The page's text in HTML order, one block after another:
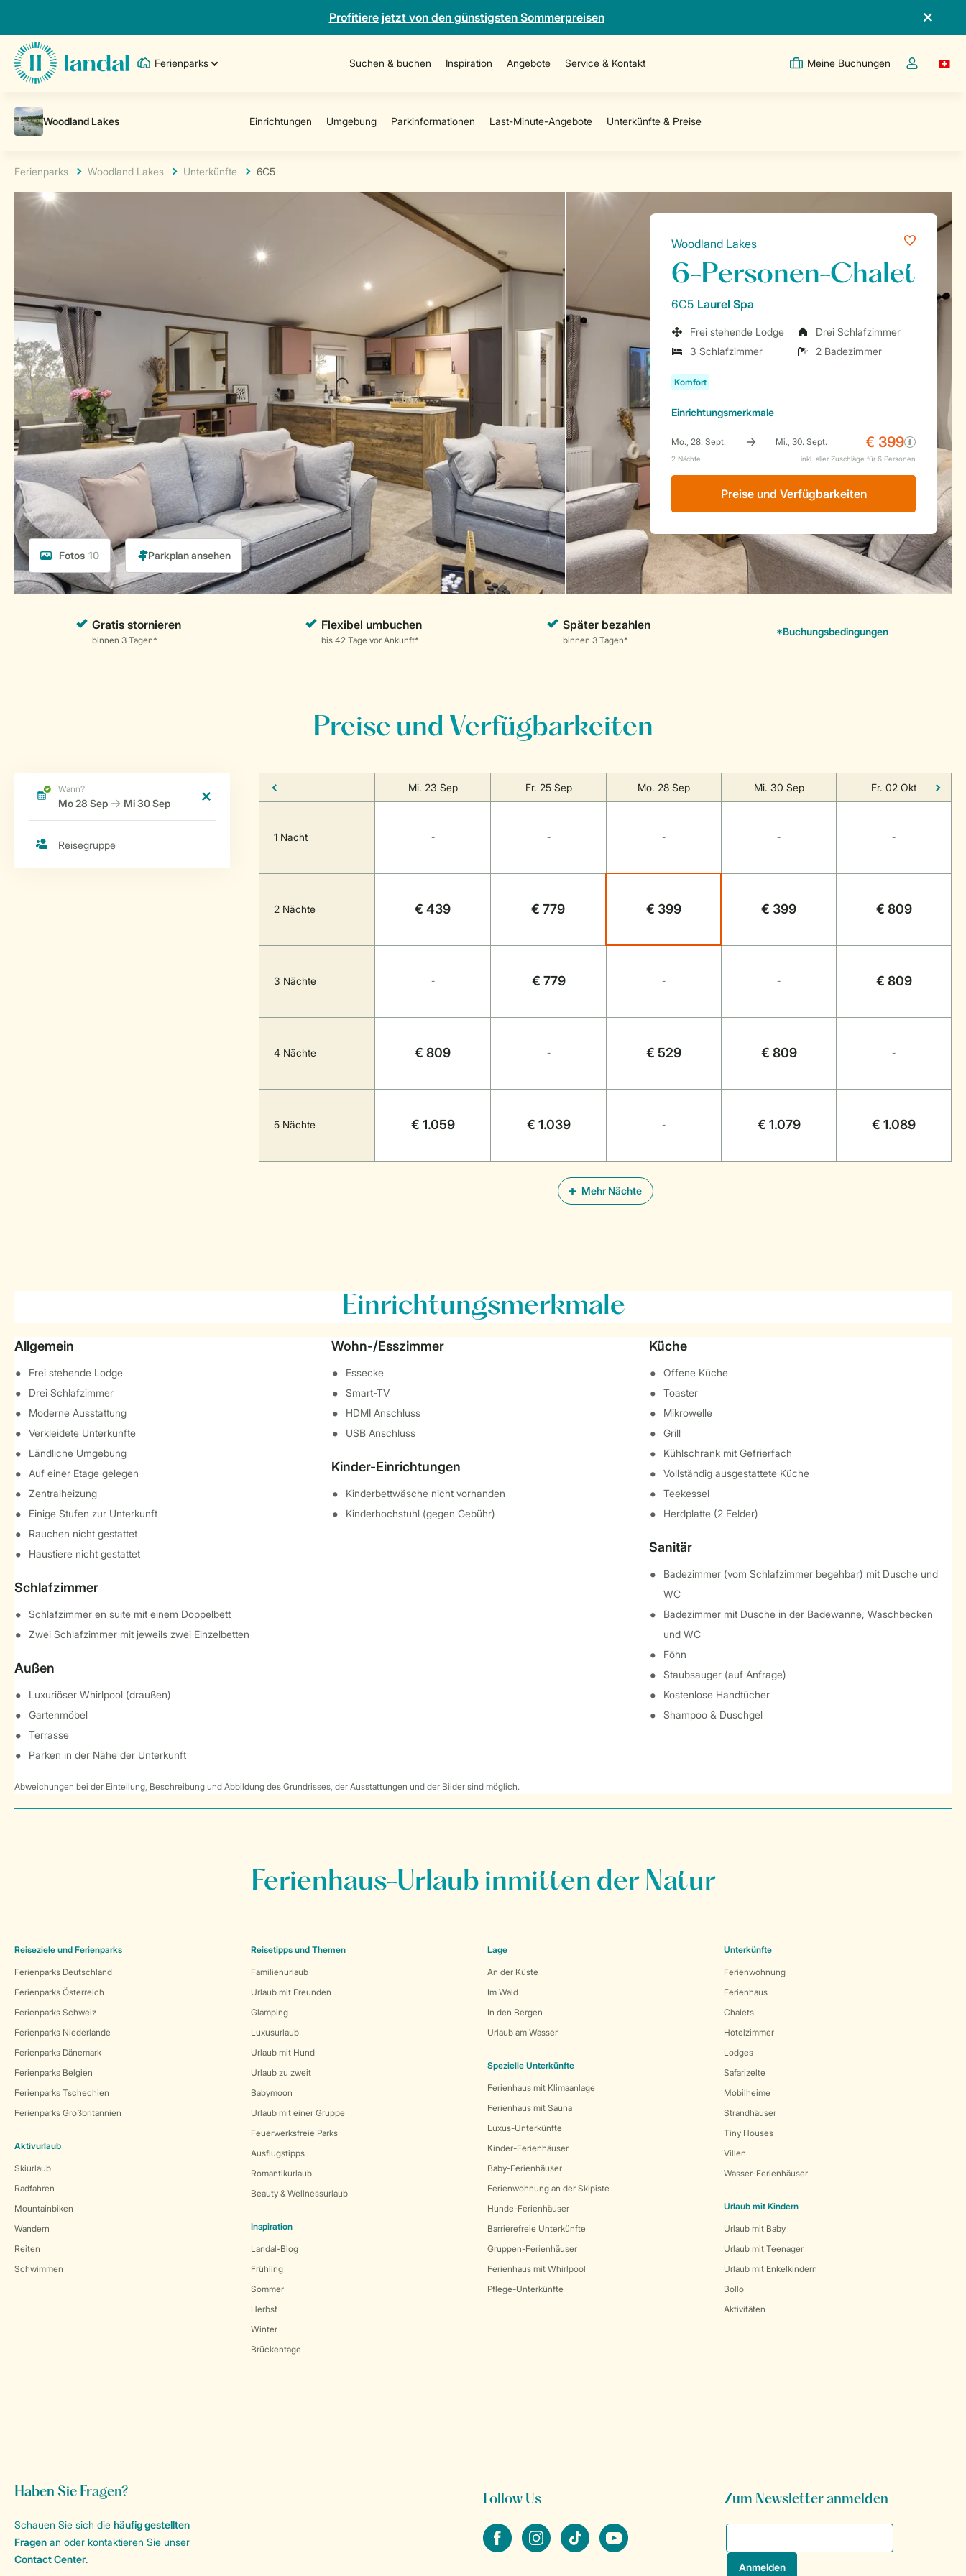
Profitiere jetzt von den günstigsten Sommerpreisen
Ferienparks Suchen & buchen Inspiration Angebote Service & Kontakt Meine Buchungen
Dropdown-
Ferienparks Woodland Lakes Unterkünfte 6C5
Fotos 10
Woodland Lakes
6-Personen-Chalet
6C5 Laurel Spa
Frei stehende Lodge
Drei Schlafzimmer
3 Schlafzimmer
2 Badezimmer
Einrichtungsmerkmale
Preise und Verfügbarkeiten
Preise und Verfügbarkeiten
Mehr Nächte
Mi. 23 Sep Fr. 25 Sep Mo. 28 Sep Mi. 30 Sep Fr. 02 Okt
1 Nacht - - - - -
2 Nächte € 439 € 779 € 399 € 399 € 809
3 Nächte - € 779 - - € 809
4 Nächte € 809 - € 529 € 809 -
5 Nächte € 1.059 € 1.039 - € 1.079 € 1.089
Einrichtungsmerkmale
Allgemein
Frei stehende Lodge
Drei Schlafzimmer
Moderne Ausstattung
Verkleidete Unterkünfte
Ländliche Umgebung
Auf einer Etage gelegen
Zentralheizung
Einige Stufen zur Unterkunft
Rauchen nicht gestattet
Haustiere nicht gestattet
Schlafzimmer
Schlafzimmer en suite mit einem Doppelbett
Zwei Schlafzimmer mit jeweils zwei Einzelbetten
Außen
Luxuriöser Whirlpool (draußen)
Gartenmöbel
Terrasse
Parken in der Nähe der Unterkunft
Wohn-/Esszimmer
Essecke
Smart-TV
HDMI Anschluss
USB Anschluss
Kinder-Einrichtungen
Kinderbettwäsche nicht vorhanden
Kinderhochstuhl (gegen Gebühr)
Küche
Offene Küche
Toaster
Mikrowelle
Grill
Kühlschrank mit Gefrierfach
Vollständig ausgestattete Küche
Teekessel
Herdplatte (2 Felder)
Sanitär
Badezimmer (vom Schlafzimmer begehbar) mit Dusche und
WC
Badezimmer mit Dusche in der Badewanne, Waschbecken
und WC
Föhn
Staubsauger (auf Anfrage)
Kostenlose Handtücher
Shampoo & Duschgel
Abweichungen bei der Einteilung, Beschreibung und Abbildung des Grundrisses, der Ausstattungen und der Bilder sind möglich.
Ferienhaus-Urlaub inmitten der Natur
Reiseziele und Ferienparks
Ferienparks Deutschland
Ferienparks Österreich
Ferienparks Schweiz
Ferienparks Niederlande
Ferienparks Dänemark
Ferienparks Belgien
Ferienparks Tschechien
Ferienparks Großbritannien
Aktivurlaub
Skiurlaub
Radfahren
Mountainbiken
Wandern
Reiten
Schwimmen
Reisetipps und Themen
Familienurlaub
Urlaub mit Freunden
Glamping
Luxusurlaub
Urlaub mit Hund
Urlaub zu zweit
Babymoon
Urlaub mit einer Gruppe
Feuerwerksfreie Parks
Ausflugstipps
Romantikurlaub
Beauty & Wellnessurlaub
Inspiration
Landal-Blog
Frühling
Sommer
Herbst
Winter
Brückentage
Lage
An der Küste
Im Wald
In den Bergen
Urlaub am Wasser
Spezielle Unterkünfte
Ferienhaus mit Klimaanlage
Ferienhaus mit Sauna
Luxus-Unterkünfte
Kinder-Ferienhäuser
Baby-Ferienhäuser
Ferienwohnung an der Skipiste
Hunde-Ferienhäuser
Barrierefreie Unterkünfte
Gruppen-Ferienhäuser
Ferienhaus mit Whirlpool
Pflege-Unterkünfte
Unterkünfte
Ferienwohnung
Ferienhaus
Chalets
Hotelzimmer
Lodges
Safarizelte
Mobilheime
Strandhäuser
Tiny Houses
Villen
Wasser-Ferienhäuser
Urlaub mit Kindern
Urlaub mit Baby
Urlaub mit Teenager
Urlaub mit Enkelkindern
Bollo
Aktivitäten
Haben Sie Fragen?
Schauen Sie sich die häufig gestellten
Fragen an oder kontaktieren Sie unser
Contact Center.
Follow Us
facebookinstagramtiktok youtube
Zum Newsletter anmelden